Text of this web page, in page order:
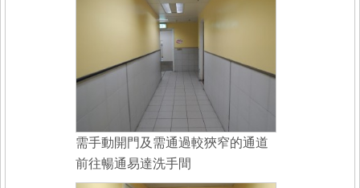
需手動開門及需通過較狹窄的通道
前往暢通易達洗手間